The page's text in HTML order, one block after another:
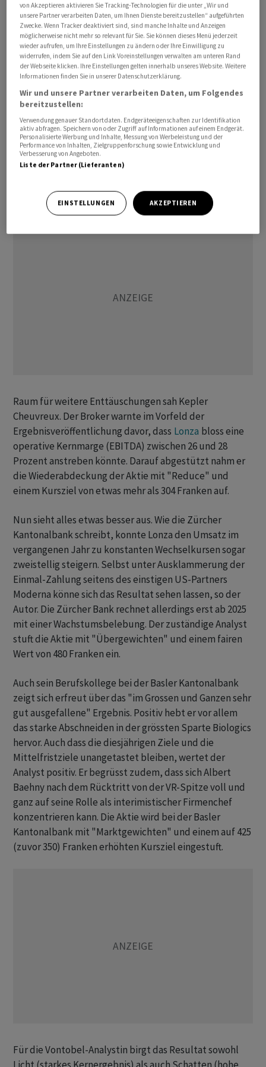
Aktionäre: Nicht nur beim Gruppenumsatz, auch beim
operativen Kerngewinn werden die
Analystenschätzungen deutlich übertroffen. Dass selbst
die Folgen des starken Frankens aufgefangen werden
konnten, lässt Beobachter vermuten, dass der
Pharmazulieferer Währungsklauseln in den Verträgen
hatte.
Die Basler halten zudem an ihren diesjährigen
Finanzzielen fest. Nach den Gewinnwarnungen und
Zielreduktionen vom vergangenen Jahr bleiben neue
Enttäuschungen aus. Erwartungsgemäss werden auch
man erst einmal erleichtert auf.
Raum für weitere Enttäuschungen sah Kepler
Cheuvreux. Der Broker warnte im Vorfeld der
Ergebnisveröffentlichung davor, dass Lonza bloss eine
operative Kernmarge (EBITDA) zwischen 26 und 28
Prozent anstreben könnte. Darauf abgestützt nahm er
die Wiederabdeckung der Aktie mit "Reduce" und
einem Kursziel von etwas mehr als 304 Franken auf.
Nun sieht alles etwas besser aus. Wie die Zürcher
Kantonalbank schreibt, konnte Lonza den Umsatz im
vergangenen Jahr zu konstanten Wechselkursen sogar
zweistellig steigern. Selbst unter Ausklammerung der
Einmal-Zahlung seitens des einstigen US-Partners
Moderna könne sich das Resultat sehen lassen, so der
Autor. Die Zürcher Bank rechnet allerdings erst ab 2025
mit einer Wachstumsbelebung. Der zuständige Analyst
stuft die Aktie mit "Übergewichten" und einem fairen
Wert von 480 Franken ein.
Auch sein Berufskollege bei der Basler Kantonalbank
zeigt sich erfreut über das "im Grossen und Ganzen sehr
gut ausgefallene" Ergebnis. Positiv hebt er vor allem
das starke Abschneiden in der grössten Sparte Biologics
hervor. Auch dass die diesjährigen Ziele und die
Mittelfristziele unangetastet bleiben, wertet der
Analyst positiv. Er begrüsst zudem, dass sich Albert
Baehny nach dem Rücktritt von der VR-Spitze voll und
ganz auf seine Rolle als interimistischer Firmenchef
konzentrieren kann. Die Aktie wird bei der Basler
Kantonalbank mit "Marktgewichten" und einem auf 425
(zuvor 350) Franken erhöhten Kursziel eingestuft.
Für die Vontobel-Analystin birgt das Resultat sowohl
von Akzeptieren aktivieren Sie Tracking-Technologien für die unter „Wir und
unsere Partner verarbeiten Daten, um Ihnen Dienste bereitzustellen“ aufgeführten
Zwecke. Wenn Tracker deaktiviert sind, sind manche Inhalte und Anzeigen
möglicherweise nicht mehr so relevant für Sie. Sie können dieses Menü jederzeit
wieder aufrufen, um Ihre Einstellungen zu ändern oder Ihre Einwilligung zu
widerrufen, indem Sie auf den Link Voreinstellungen verwalten am unteren Rand
der Webseite klicken. Ihre Einstellungen gelten innerhalb unseres Website. Weitere
Informationen finden Sie in unserer Datenschutzerklärung.
Wir und unsere Partner verarbeiten Daten, um Folgendes
bereitzustellen:
Verwendung genauer Standortdaten. Endgeräteeigenschaften zur Identifikation
aktiv abfragen. Speichern von oder Zugriff auf Informationen auf einem Endgerät.
Personalisierte Werbung und Inhalte, Messung von Werbeleistung und der
Performance von Inhalten, Zielgruppenforschung sowie Entwicklung und
Verbesserung von Angeboten.
Liste der Partner (Lieferanten)
EINSTELLUNGEN AKZEPTIEREN